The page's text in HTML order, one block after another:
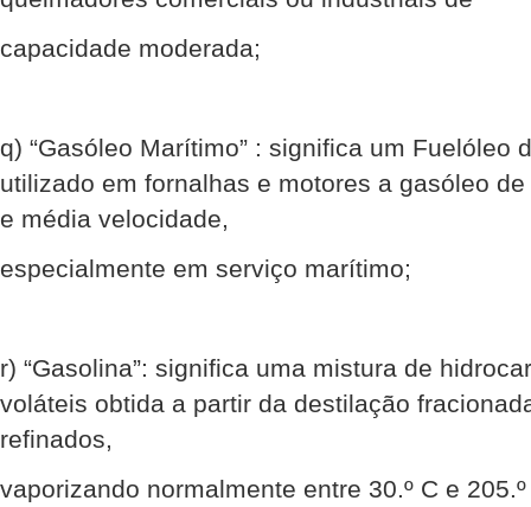
capacidade moderada;
q) “Gasóleo Marítimo” : significa um Fuelóleo
utilizado em fornalhas e motores a gasóleo
e média velocidade,
especialmente em serviço marítimo;
r) “Gasolina”: significa uma mistura de
voláteis obtida a partir da destilação
refinados,
vaporizando normalmente entre 30.º C e